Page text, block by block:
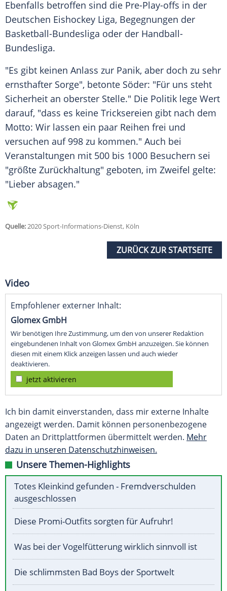
Ebenfalls betroffen sind die Pre-Play-offs in der
Deutschen Eishockey Liga, Begegnungen der
Basketball-Bundesliga oder der Handball-
Bundesliga.
"Es gibt keinen Anlass zur Panik, aber doch zu sehr
ernsthafter Sorge", betonte Söder: "Für uns steht
Sicherheit an oberster Stelle." Die Politik lege Wert
darauf, "dass es keine Tricksereien gibt nach dem
Motto: Wir lassen ein paar Reihen frei und
versuchen auf 998 zu kommen." Auch bei
Veranstaltungen mit 500 bis 1000 Besuchern sei
"größte Zurückhaltung" geboten, im Zweifel gelte:
"Lieber absagen."
Quelle:2020 Sport-Informations-Dienst, Köln
ZURÜCK ZUR STARTSEITE
Video
Empfohlener externer Inhalt:
Glomex GmbH
Wir benötigen Ihre Zustimmung, um den von unserer Redaktion
eingebundenen Inhalt von Glomex GmbH anzuzeigen. Sie können
diesen mit einem Klick anzeigen lassen und auch wieder
deaktivieren.
jetzt aktivieren
Ich bin damit einverstanden, dass mir externe Inhalte
angezeigt werden. Damit können personenbezogene
Daten an Drittplattformen übermittelt werden. Mehr
dazu in unseren Datenschutzhinweisen.
Unsere Themen-Highlights
Totes Kleinkind gefunden - Fremdverschulden
ausgeschlossen
Diese Promi-Outfits sorgten für Aufruhr!
Was bei der Vogelfütterung wirklich sinnvoll ist
Die schlimmsten Bad Boys der Sportwelt